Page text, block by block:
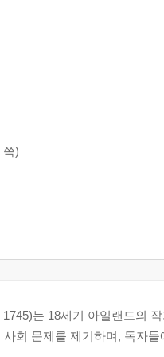
쪽)
는 18세기 아일랜드의
회 문제를 제기하며, 독자